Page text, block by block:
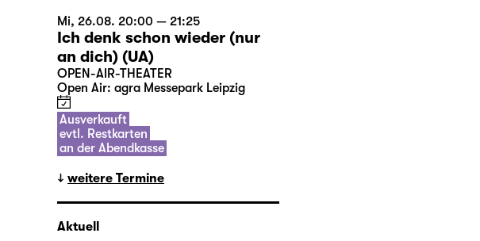
Mi, 26.08. 20:00 — 21:25
Ich denk schon wieder (nur
an dich) (UA)
OPEN-AIR-THEATER
Open Air: agra Messepark Leipzig
Ausverkauft
evtl. Restkarten
an der Abendkasse
weitere Termine
Aktuell